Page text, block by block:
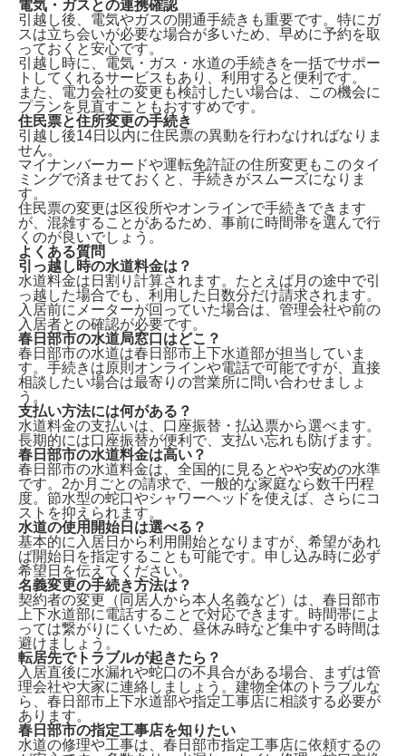
電気・ガスとの連携確認
引越し後、電気やガスの開通手続きも重要です。特に ガ
スは立ち会いが必要な場合が多いため、早めに予約を取
っておくと安心です。
引越し時に、電気・ガス・水道の手続きを一括でサポー
トしてくれるサービスもあり、利用すると便利です。
また、電力会社の変更も検討したい場合は、この機会に
プランを見直すこともおすすめです。
住民票と住所変更の手続き
引越し後14日以内に住民票の異動を行わなければなりま
せん。
マイナンバーカードや運転免許証の住所変更もこのタイ
ミングで済ませておくと、手続きがスムーズになりま
す。
住民票の変更は区役所やオンラインで手続きできます
が、混雑することがあるため、事前に時間帯を選んで行
くのが良いでしょう。
よくある質問
引っ越し時の水道料金は？
水道料金は 日割り計算されます。たとえば月の途中で引
っ越した場合でも、利用した日数分だけ請求されます。
入居前にメーターが回っていた場合は、管理会社や前の
入居者との確認が必要です。
春日部市の水道局窓口はどこ？
春日部市の水道は春日部市上下水道部が担当していま
す。手続きは原則オンラインや電話で可能ですが、直接
相談したい場合は最寄りの営業所に問い合わせましょ
う。
支払い方法には何がある？
水道料金の支払いは、 口座振替・払込票から選べます。
長期的には口座振替が便利で、支払い忘れも防げます。
春日部市の水道料金は高い？
春日部市の水道料金は、全国的に見るとやや安めの水準
です。2か月ごとの請求で、一般的な家庭なら数千円程
度。節水型の蛇口やシャワーヘッドを使えば、さらにコ
ストを抑えられます。
水道の使用開始日は選べる？
基本的に入居日から利用開始となりますが、希望があれ
ば開始日を指定することも可能です。申し込み時に必ず
希望日を伝えてください。
名義変更の手続き方法は？
契約者の変更（同居人から本人名義など）は、 春日部市
上下水道部に電話することで対応できます。時間帯によ
っては繋がりにくいため、昼休み時など集中する時間は
避けましょう。
転居先でトラブルが起きたら？
入居直後に水漏れや蛇口の不具合がある場合、まずは管
理会社や大家に連絡しましょう。建物全体のトラブルな
ら、春日部市上下水道部や指定工事店に相談する必要が
あります。
春日部市の指定工事店を知りたい
水道の修理や工事は、 春日部市指定工事店に依頼するの